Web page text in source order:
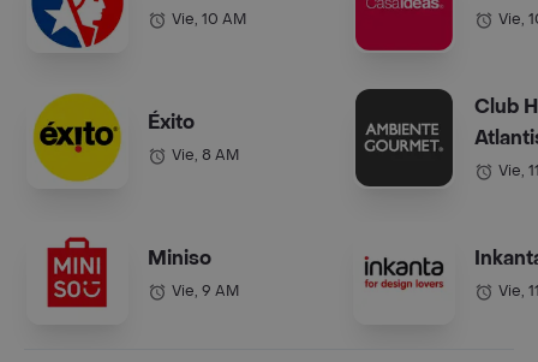
Vie, 10 AM
Éxito
Vie, 8 AM
Miniso
Vie, 9 AM
Vie,
Club
Vie,
Vie,